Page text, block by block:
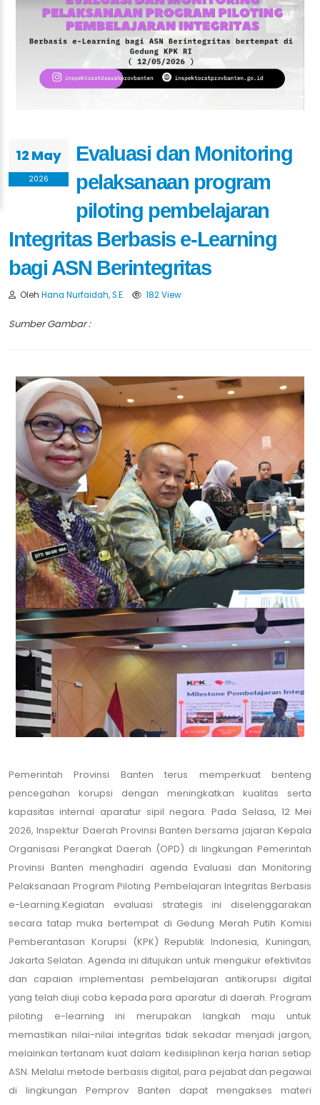
12 May
2026
Evaluasi dan Monitoring
pelaksanaan program
piloting pembelajaran
Integritas Berbasis e-Learning
bagi ASN Berintegritas
Oleh Hana Nurfaidah, S.E. 182 View
Sumber Gambar :
Pemerintah Provinsi Banten terus memperkuat benteng
pencegahan korupsi dengan meningkatkan kualitas serta
kapasitas internal aparatur sipil negara. Pada Selasa, 12 Mei
2026, Inspektur Daerah Provinsi Banten bersama jajaran Kepala
Organisasi Perangkat Daerah (OPD) di lingkungan Pemerintah
Provinsi Banten menghadiri agenda Evaluasi dan Monitoring
Pelaksanaan Program Piloting Pembelajaran Integritas Berbasis
e-Learning.Kegiatan evaluasi strategis ini diselenggarakan
secara tatap muka bertempat di Gedung Merah Putih Komisi
Pemberantasan Korupsi (KPK) Republik Indonesia, Kuningan,
Jakarta Selatan. Agenda ini ditujukan untuk mengukur efektivitas
dan capaian implementasi pembelajaran antikorupsi digital
yang telah diuji coba kepada para aparatur di daerah. Program
piloting e-learning ini merupakan langkah maju untuk
memastikan nilai-nilai integritas tidak sekadar menjadi jargon,
melainkan tertanam kuat dalam kedisiplinan kerja harian setiap
ASN. Melalui metode berbasis digital, para pejabat dan pegawai
di lingkungan Pemprov Banten dapat mengakses materi